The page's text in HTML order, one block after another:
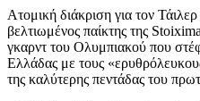
Ατομική διάκριση για τον
βελτιωμένος παίκτης της
γκαρντ του Ολυμπιακού που
Ελλάδας με τους
της καλύτερης πεντάδας του